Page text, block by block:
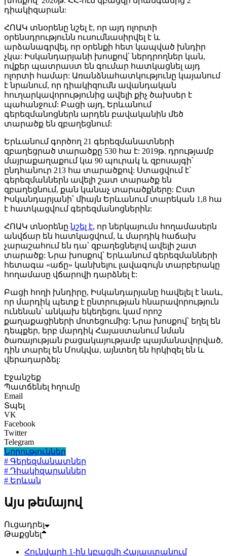
դիակիզարան:
ՀՈԱԿ տնօրենը նշել է, որ այդ ոլորտի
օրենսդրությունն ուսումնասիրվել է և
արձանագրվել, որ օրենքի հետ կապված խնդիր
չկա: Իսկանդարյանի խոսքով՝ ներդրողներ կան,
ովքեր պատրաստ են գումար հատկացնել այդ
ոլորտի համար: Առանձնահատկությունը կայանում
է նրանում, որ դիակիզումն ավանդական
հուղարկավորությունից ավելի քիչ ծախսեր է
պահանջում: Բացի այդ, Երևանում
գերեզմանոցներն արդեն բավականին մեծ
տարածք են զբաղեցնում:
Երևանում գործող 21 գերեզմանատների
զբաղեցրած տարածքը 530 հա է: 2019թ. դրությամբ
մայրաքաղաքում կա 90 պուրակ և զբոսայգի՝
ընդհանուր 213 հա տարածքով: Ստացվում է՝
գերեզմաններն ավելի շատ տարածք են
զբաղեցնում, քան կանաչ տարածքները: Ըստ
Իսկանդարյանի՝ միայն Երևանում տարեկան 1,8 հա
է հատկացվում գերեզմանոցներին:
ՀՈԱԿ տնօրենընշել է, որ ներկայումս հողամասերն
անվճար են հատկացվում, և մարդիկ հաճախ
չարաշահում են դա՝ զբաղեցնելով ավելի շատ
տարածք: Նրա խոսքով՝ Երևանում գերեզմանների
հետագա «աճը» կանխելու լավագույն տարբերակը
հողամասը վճարովի դարձնել է:
Բացի հողի խնդիրը, Իսկանդարյանը հավելել է նաև,
որ մարդիկ պետք է ընտրության հնարավորություն
ունենան՝ անկախ եկեղեցու կամ որոշ
քաղաքացիների մոտեցումից: Նրա խոսքով՝ եղել են
դեպքեր, երբ մարդիկ Հայաստանում նման
ծառայության բացակայությամբ պայմանավորված,
դին տարել են Մոսկվա, այնտեղ են հրկիզել են և
վերադարձել:
Էջանշեք
Պատճենել հղումը
Email
Տպել
VK
Facebook
Twitter
Telegram
Նորություններ
# Գերեզմանատներ
# Դիակիզարաններ
# Երևան
Այս թեմայով
Ուցադրել
Թաքցնել
Հունվարի 1-ին կբացվի Հայաստանում